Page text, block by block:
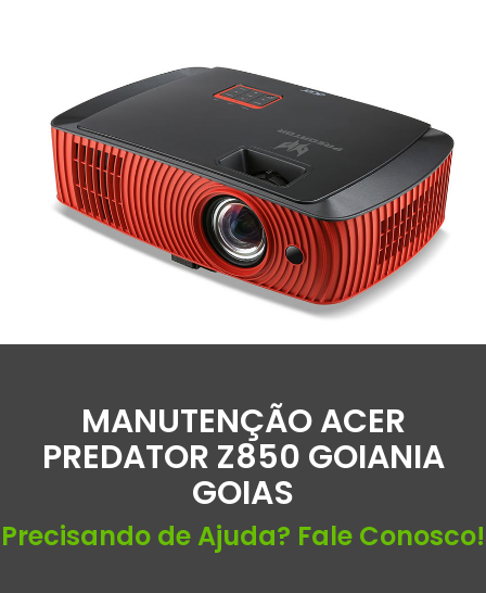
MANUTENÇÃO ACER
PREDATOR Z850 GOIANIA
GOIAS
Precisando de Ajuda? Fale Conosco!